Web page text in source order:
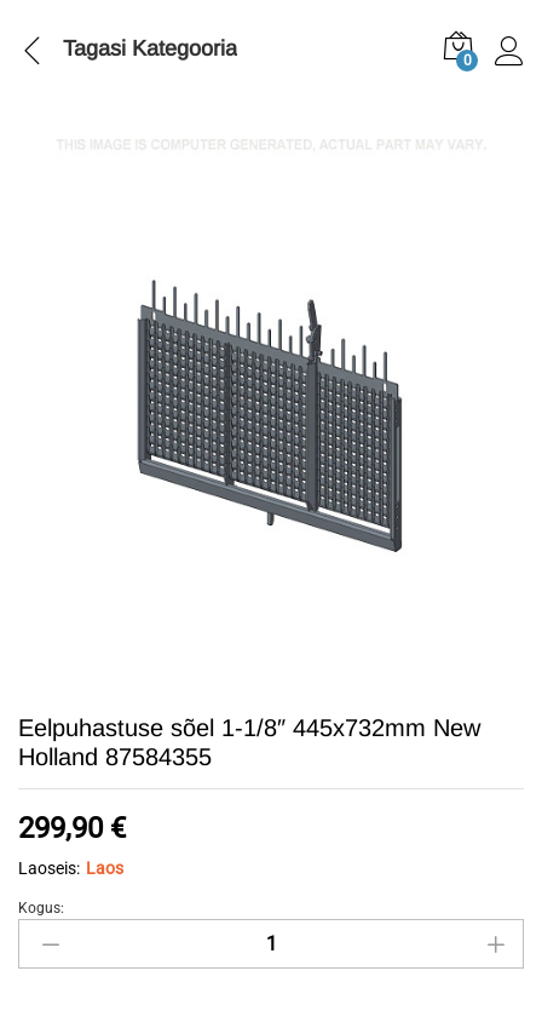
Tagasi Kategooria 0
Eelpuhastuse sõel 1-1/8″ 445x732mm New
Holland 87584355
299,90 €
Laoseis: Laos
Eelpuhastuse
sõel
Kogus: